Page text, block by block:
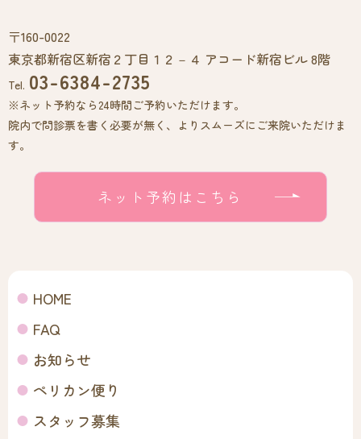
〒160-0022
東京都新宿区新宿２丁目１２－４ アコード新宿ビル 8階
Tel. 03-6384-2735
※ネット予約なら24時間ご予約いただけます。
院内で問診票を書く必要が無く、よりスムーズにご来院いただけま
す。
ネット予約はこちら
HOME
FAQ
お知らせ
ペリカン便り
スタッフ募集